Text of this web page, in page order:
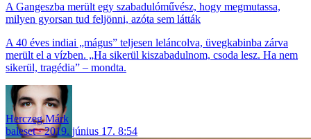
A Gangeszba merült egy szabadulóművész, hogy megmutassa,
milyen gyorsan tud feljönni, azóta sem látták
A 40 éves indiai „mágus” teljesen leláncolva, üvegkabinba zárva
merült el a vízben. „Ha sikerül kiszabadulnom, csoda lesz. Ha nem
sikerül, tragédia” – mondta.
Herczeg Márk
baleset
2019. június 17. 8:54